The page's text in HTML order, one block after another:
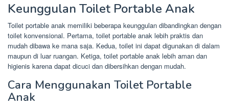
Keunggulan Toilet Portable Anak
Toilet portable anak memiliki beberapa keunggulan dibandingkan dengan
toilet konvensional. Pertama, toilet portable anak lebih praktis dan
mudah dibawa ke mana saja. Kedua, toilet ini dapat digunakan di dalam
maupun di luar ruangan. Ketiga, toilet portable anak lebih aman dan
higienis karena dapat dicuci dan dibersihkan dengan mudah.
Cara Menggunakan Toilet Portable
Anak